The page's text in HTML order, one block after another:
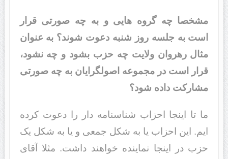
مشخصا چه گروه هایی و به چه صورتی قرار
است به جلسه روز شنبه دعوت شوند؟ به عنوان
مثال رهروان ولایت چه حزب بشود و چه نشود،
قرار است در مجموعه اصولگرایان به چه صورتی
مشارکت داده شود؟
ما تا اینجا احزاب شناسنامه دار را دعوت کرده
ایم. این احزاب یا به شکل جمعی و یا به شکل یک
حزب در اینجا نماینده خواهند داشت. مثلا آقای